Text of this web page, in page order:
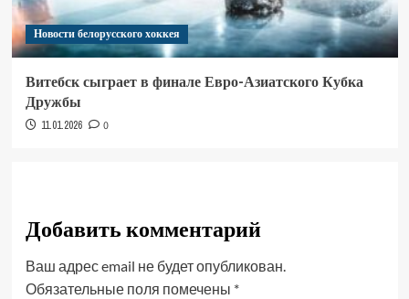
Новости белорусского хоккея
Витебск сыграет в финале Евро-Азиатского Кубка
Дружбы
11.01.2026 0
Добавить комментарий
Ваш адрес email не будет опубликован.
Обязательные поля помечены *